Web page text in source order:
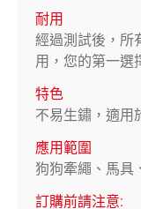
耐用
經過測試後，所
用，您的第一選
特色
不易生鏽，適用
應用範圍
狗狗牽繩、馬具
訂購前請注意: